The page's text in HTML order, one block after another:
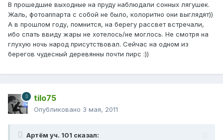
В прошедшие выходные на пруду наблюдали сонных лягушек.
Жаль, фотоаппарта с собой не было, колоритно они выглядят))
А в прошлом году, помнится, на берегу рассвет встречали,
ибо спать ввиду жары не хотелось/не моглось. Не смотря на
глухую ночь народ присутствовал. Сейчас на одном из
берегов чудесный деревянны почти пирс :))
tilo75
Опубликовано 3 мая, 2011
Артём уч. 101 сказал: